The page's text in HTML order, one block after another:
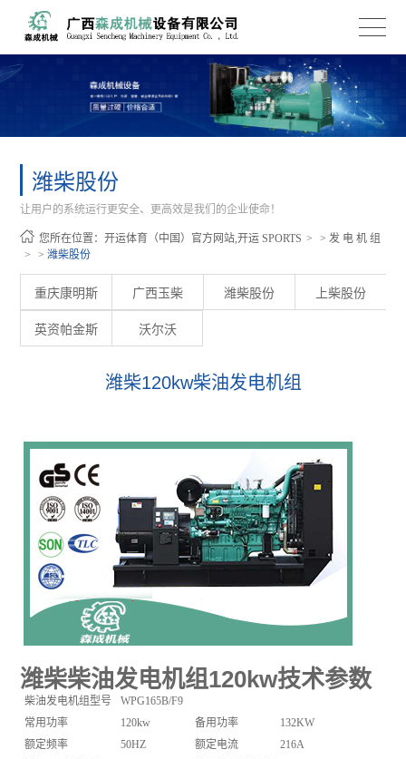
潍柴股份
让用户的系统运行更安全、更高效是我们的企业使命！
您所在位置：开运体育（中国）官方网站,开运 SPORTS >发 电 机 组
>潍柴股份
重庆康明斯 广西玉柴 潍柴股份 上柴股份
英资帕金斯 沃尔沃
潍柴120kw柴油发电机组
潍柴柴油发电机组120kw技术参数
柴油发电机组型号
WPG165B/F9
常用功率
120kw 备用功率
132KW
额定频率
50HZ 额定电流
216A